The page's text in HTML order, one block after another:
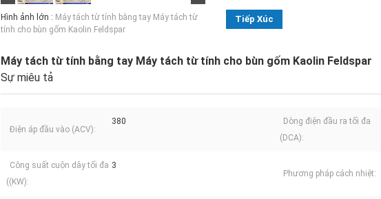
Hình ảnh lớn : Máy tách từ tính bằng tay Máy tách từ
tính cho bùn gốm Kaolin Feldspar
Tiếp Xúc
Máy tách từ tính bằng tay Máy tách từ tính cho bùn gốm Kaolin Feldspar
Sự miêu tả
Điện áp đầu vào (ACV):
380
Dòng điện đầu ra tối đa
(DCA):
Công suất cuộn dây tối đa
((KW):
3
Phương pháp cách nhiệt: